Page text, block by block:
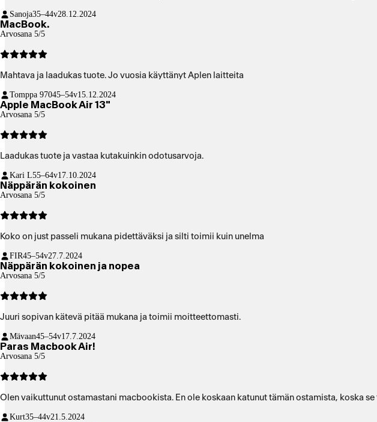
Sanoja35–44v28.12.2024
MacBook.
Arvosana 5/5
Mahtava ja laadukas tuote. Jo vuosia käyttänyt Aplen laitteita
Tomppa 97045–54v15.12.2024
Apple MacBook Air 13"
Arvosana 5/5
Laadukas tuote ja vastaa kutakuinkin odotusarvoja.
Kari L55–64v17.10.2024
Näppärän kokoinen
Arvosana 5/5
Koko on just passeli mukana pidettäväksi ja silti toimii kuin unelma
FIR45–54v27.7.2024
Näppärän kokoinen ja nopea
Arvosana 5/5
Juuri sopivan kätevä pitää mukana ja toimii moitteettomasti.
Mävaan45–54v17.7.2024
Paras Macbook Air!
Arvosana 5/5
Olen vaikuttunut ostamastani macbookista. En ole koskaan katunut tämän ostamista, koska
Kurt35–44v21.5.2024